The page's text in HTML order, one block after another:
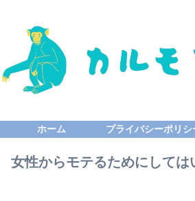
ホーム プライバシーポリシ
女性からモテるためにしては